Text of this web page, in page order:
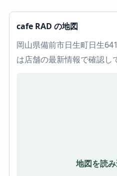
cafe RAD の地図
岡山県備前市日生町日生
は店舗の最新情報で確認し
地図を読